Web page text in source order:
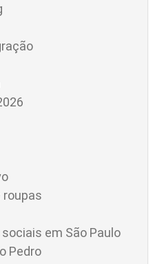
roupas
em São Paulo
Pedro